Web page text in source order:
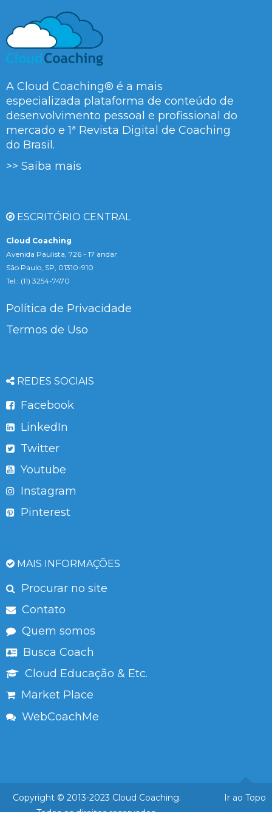
A Cloud Coaching® é a mais
especializada plataforma de conteúdo de
desenvolvimento pessoal e profissional do
mercado e 1ª Revista Digital de Coaching
do Brasil.
>> Saiba mais
ESCRITÓRIO CENTRAL
Cloud Coaching
Avenida Paulista, 726 - 17 andar
São Paulo, SP, 01310-910
Tel.: (11) 3254-7470
Política de Privacidade
Termos de Uso
REDES SOCIAIS
Facebook
LinkedIn
Twitter
Youtube
Instagram
Pinterest
MAIS INFORMAÇÕES
Procurar no site
Contato
Quem somos
Busca Coach
Cloud Educação & Etc.
Market Place
WebCoachMe
Ir ao Topo
Copyright © 2013-2023 Cloud Coaching.
Todos os direitos reservados.